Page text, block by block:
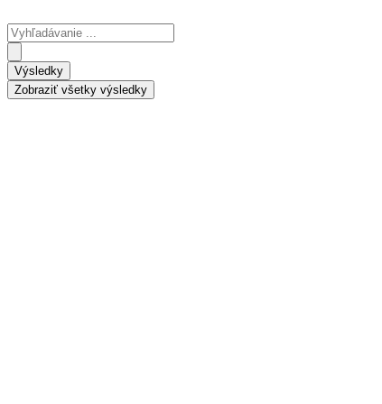
na
obsah
Search
...
Výsledky
Zobraziť všetky výsledky